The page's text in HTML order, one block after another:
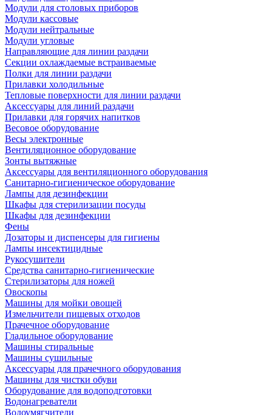
Модули для столовых приборов
Модули кассовые
Модули нейтральные
Модули угловые
Направляющие для линии раздачи
Секции охлаждаемые встраиваемые
Полки для линии раздачи
Прилавки холодильные
Тепловые поверхности для линии раздачи
Аксессуары для линий раздачи
Прилавки для горячих напитков
Весовое оборудование
Весы электронные
Вентиляционное оборудование
Зонты вытяжные
Аксессуары для вентиляционного оборудования
Санитарно-гигиеническое оборудование
Лампы для дезинфекции
Шкафы для стерилизации посуды
Шкафы для дезинфекции
Фены
Дозаторы и диспенсеры для гигиены
Лампы инсектицидные
Рукосушители
Средства санитарно-гигиенические
Стерилизаторы для ножей
Овоскопы
Машины для мойки овощей
Измельчители пищевых отходов
Прачечное оборудование
Гладильное оборудование
Машины стиральные
Машины сушильные
Аксессуары для прачечного оборудования
Машины для чистки обуви
Оборудование для водоподготовки
Водонагреватели
Водоумягчители